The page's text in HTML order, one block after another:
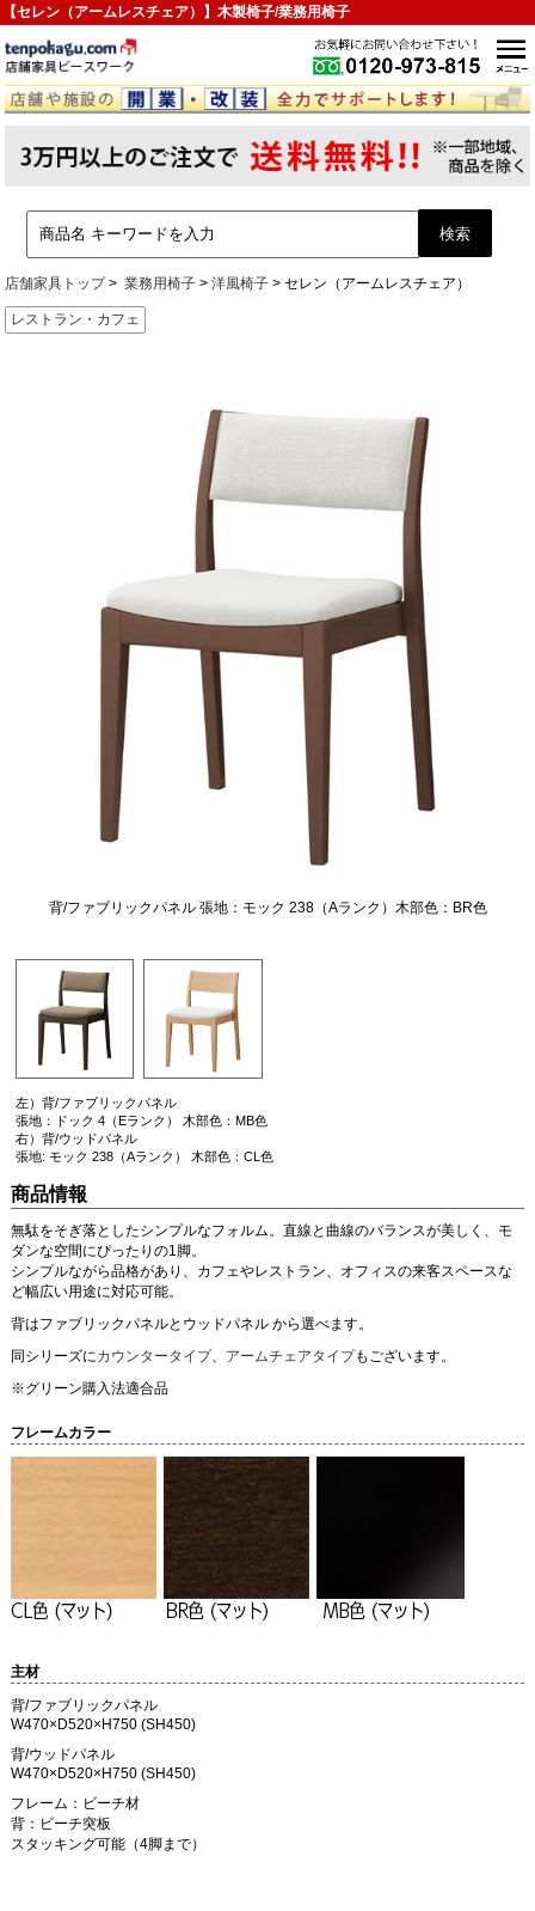
【セレン（アームレスチェア）】木製椅子/業務用椅子
店舗家具トップ 業務用椅子 洋風椅子 セレン（アームレスチェア）
レストラン・カフェ
背/ファブリックパネル 張地：モック 238（Aランク）木部色：BR色
左）背/ファブリックパネル
張地：ドック 4（Eランク） 木部色：MB色
右）背/ウッドパネル
張地: モック 238（Aランク） 木部色：CL色
商品情報
無駄をそぎ落としたシンプルなフォルム。直線と曲線のバランスが美しく、モ
ダンな空間にぴったりの1脚。
シンプルながら品格があり、カフェやレストラン、オフィスの来客スペースな
ど幅広い用途に対応可能。
背はファブリックパネルとウッドパネル から選べます。
同シリーズにカウンタータイプ、 アームチェアタイプもございます。
※グリーン購入法適合品
フレームカラー
主材
背/ファブリックパネル
W470×D520×H750 (SH450)
背/ウッドパネル
W470×D520×H750 (SH450)
フレーム：ビーチ材
背：ビーチ突板
スタッキング可能（4脚まで）